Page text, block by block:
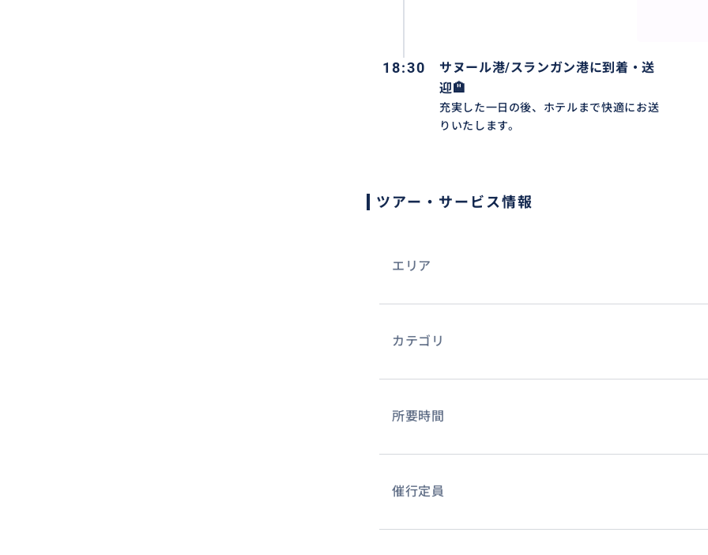
👇その他の人気ツアーはこちらからチェック!
満喫‼️レンボンガン島 日帰りツアー
https://travel.buyma.com/service/a020299/
18:30
サヌール港/スランガン港に到着・送
迎🏨
充実した一日の後、ホテルまで快適にお送
りいたします。
ツアー・サービス情報
エリア
カテゴリ
所要時間
催行定員